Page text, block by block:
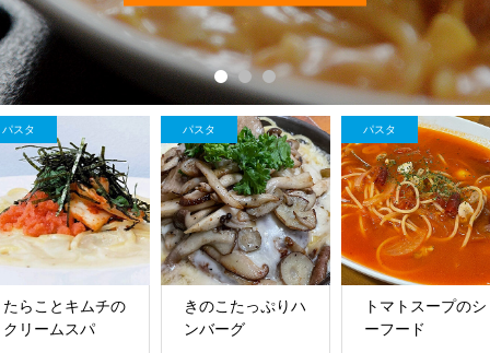
パスタ
たらことキムチの
クリームスパ
パスタ
きのこたっぷりハ
ンバーグ
パスタ
トマトスープのシ
ーフード